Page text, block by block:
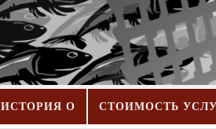
ИСТОРИЯ О СТОИМОСТЬ